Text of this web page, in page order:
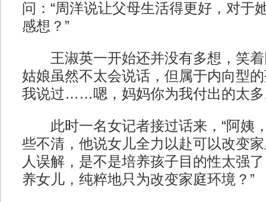
问：“周洋说让父母生活得更好，对于
感想？”
王淑英一开始还并没有多想，笑着
姑娘虽然不太会说话，但属于内向型
我说过……嗯，妈妈你为我付出的太多
此时一名女记者接过话来，“阿姨
些不清，他说女儿全力以赴可以改变
人误解，是不是培养孩子目的性太强
养女儿，纯粹地只为改变家庭环境？”